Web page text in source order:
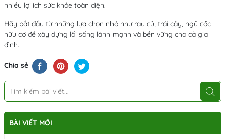
nhiều lợi ích sức khỏe toàn diện.
Hãy bắt đầu từ những lựa chọn nhỏ như rau củ, trái cây, ngũ cốc
hữu cơđể xây dựng lối sống lành mạnh và bền vững cho cả gia
đình.
Chia sẻ
BÀI VIẾT MỚI